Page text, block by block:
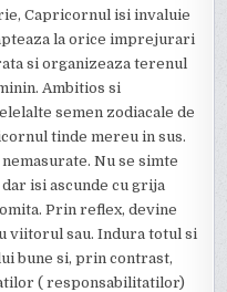
Capricornul isi invaluie
la orice imprejurari
si organizeaza terenul
Ambitios si
semen zodiacale de
tinde mereu in sus.
Nu se simte
isi ascunde cu grija
Prin reflex, devine
viitorul sau. Indura totul si
bune si, prin contrast,
( responsabilitatilor)